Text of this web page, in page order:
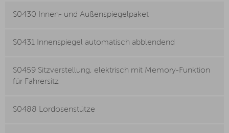
S0430 Innen- und Außenspiegelpaket
S0431 Innenspiegel automatisch abblendend
S0459 Sitzverstellung, elektrisch mit Memory-Funktion
für Fahrersitz
S0488 Lordosenstütze